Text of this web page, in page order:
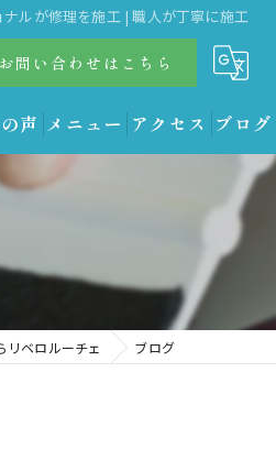
ルが修理を施工 | 職人が丁寧に施工
お問い合わせはこちら
声 メニュー アクセス ブログ
リベロルーチェ ブログ